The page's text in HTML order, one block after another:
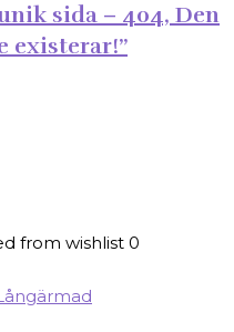
sida – 404, Den
existerar!”
from wishlist 0